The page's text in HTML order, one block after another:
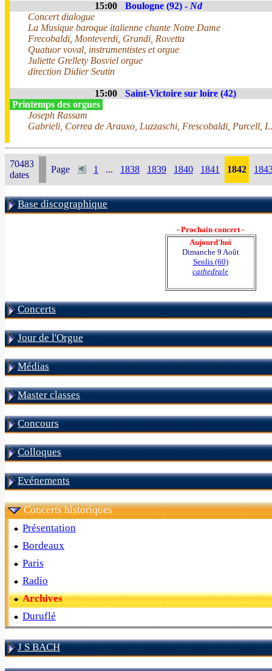
15:00 Boulogne (92) - Nd
Concert dialogue
La Musique baroque italienne chante Notre Dame
Frecobaldi, Monteverdi, Grandi, Rovetta
Quatuor voval, instrumentistes et orgue
Juliette Grellety Bosviel orgue
direction Didier Seutin
15:00
Saint-Victoire sur loire (42)
Printemps des orgues
Joseph Rassam
Gabrieli, Correa de Arauxo, Luzzaschi, Frescobaldi, Purcell,
70483
dates
Page 1 ... 1838 1839 1840 1841 1842
Base discographique
- Prochain concert -
Aujourd'hui
Dimanche 9 Août
Senlis (60)
cathedrale
Concerts
Jour de l'Orgue
Médias
Master classes
Concours
Colloques
Evénements
Concerts historiques
Présentation
Bordeaux
Paris
Radio
Archives
Duruflé
J S BACH